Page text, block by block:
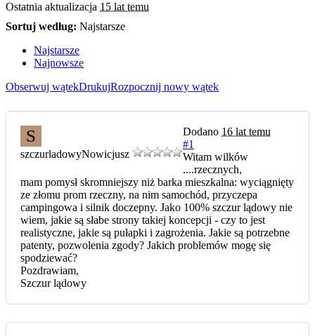
Ostatnia aktualizacja 15 lat temu
Sortuj według: Najstarsze
Najstarsze
Najnowsze
Obserwuj wątekDrukujRozpocznij nowy wątek
S
szczurladowyNowicjusz
Dodano 16 lat temu
#1
Witam wilków
....rzecznych,
mam pomysł skromniejszy niż barka mieszkalna: wyciągnięty
ze złomu prom rzeczny, na nim samochód, przyczepa
campingowa i silnik doczepny. Jako 100% szczur lądowy nie
wiem, jakie są słabe strony takiej koncepcji - czy to jest
realistyczne, jakie są pułapki i zagrożenia. Jakie są potrzebne
patenty, pozwolenia zgody? Jakich problemów mogę się
spodziewać?
Pozdrawiam,
Szczur lądowy